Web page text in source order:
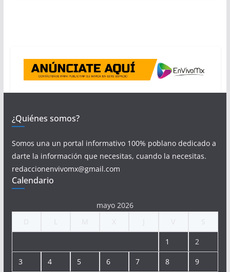
¿Quiénes somos?
Somos una un portal informativo 100% poblano dedicado a
darte la información que necesitas, cuando la necesitas.
redaccionenvivomx@gmail.com
Calendario
mayo 2026
1 2
3 4 5 6 7 8 9